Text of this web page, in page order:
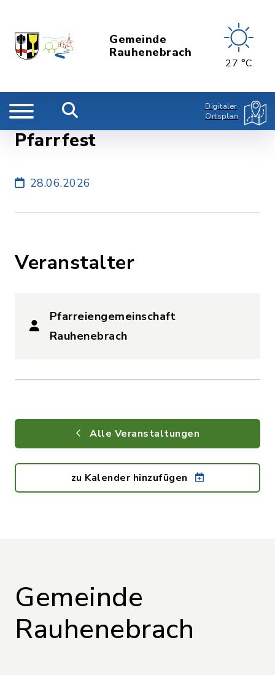
Gemeinde
Rauhenebrach
27 °C
Digitaler
Ortsplan
Pfarrfest
28.06.2026
Veranstalter
Pfarreiengemeinschaft
Rauhenebrach
Alle Veranstaltungen
zu Kalender hinzufügen
Gemeinde
Rauhenebrach